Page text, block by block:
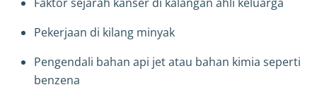
Pekerjaan di kilang minyak
Pengendali bahan api jet atau bahan kimia seperti
benzena